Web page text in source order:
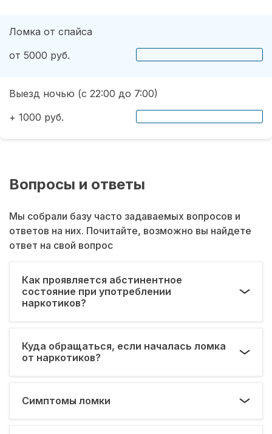
Ломка от спайса
от 5000 руб.
Выезд ночью (с 22:00 до 7:00)
+ 1000 руб.
Вопросы и ответы
Мы собрали базу часто задаваемых вопросов и
ответов на них. Почитайте, возможно вы найдете
ответ на свой вопрос
Как проявляется абстинентное
состояние при употреблении
наркотиков?
Куда обращаться, если началась ломка
от наркотиков?
Симптомы ломки